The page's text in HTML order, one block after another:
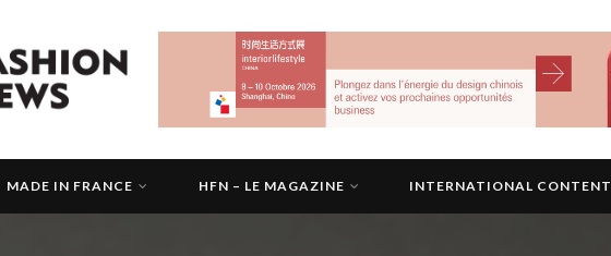
MADE IN FRANCE HFN – LE MAGAZINE INTERNATIONAL CONTENT